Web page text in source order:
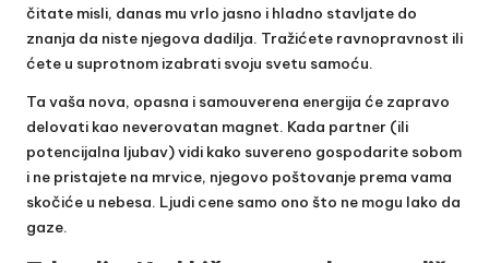
čitate misli, danas mu vrlo jasno i hladno stavljate do
znanja da niste njegova dadilja. Tražićete ravnopravnost ili
ćete u suprotnom izabrati svoju svetu samoću.
Ta vaša nova, opasna i samouverena energija će zapravo
delovati kao neverovatan magnet. Kada partner (ili
potencijalna ljubav) vidi kako suvereno gospodarite sobom
i ne pristajete na mrvice, njegovo poštovanje prema vama
skočiće u nebesa. Ljudi cene samo ono što ne mogu lako da
gaze.